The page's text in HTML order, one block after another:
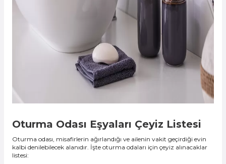
Oturma Odası Eşyaları Çeyiz Listesi
Oturma odası, misafirlerin ağırlandığı ve ailenin vakit geçirdiği evin
kalbi denilebilecek alanıdır. İşte oturma odaları için çeyiz alınacaklar
listesi: